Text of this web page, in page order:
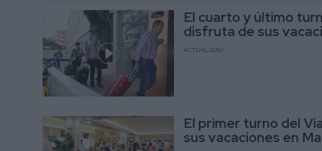
El cuarto y último
disfruta de sus
ACTUALIDAD
El primer turno del
sus vacaciones en